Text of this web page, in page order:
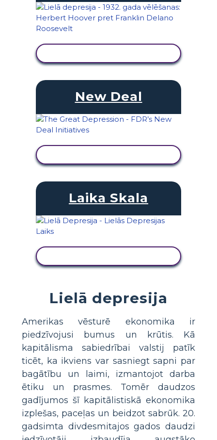
New Deal
Laika Skala
Lielā depresija
Amerikas vēsturē ekonomika ir
piedzīvojusi bumus un krūtis. Kā
kapitālisma sabiedrībai valstij patīk
ticēt, ka ikviens var sasniegt sapni par
bagātību un laimi, izmantojot darba
ētiku un prasmes. Tomēr daudzos
gadījumos šī kapitālistiskā ekonomika
izplešas, paceļas un beidzot sabrūk. 20.
gadsimta divdesmitajos gados daudzi